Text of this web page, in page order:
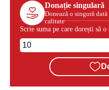
Donație singulară
Donează o singură
calitate
Scrie suma pe care dorești să o